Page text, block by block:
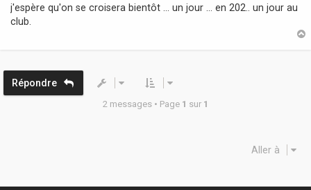
a
g
j'espère qu'on se croisera bientôt ... un jour ... en 202.. un jour au
club.
Répondre
2 messages • Page 1 sur 1
Aller à